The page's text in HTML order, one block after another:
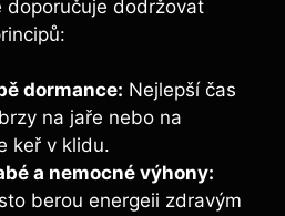
doporučuje dodržovat
dormance: Nejlepší čas
na jaře nebo na
keř v klidu.
a nemocné výhony:
berou energeii zdravým